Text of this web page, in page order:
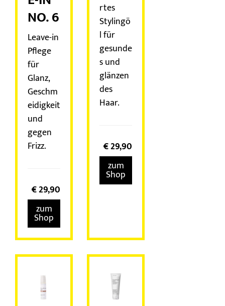
NO. 6
Leave-in
Pflege
für
Glanz,
Geschm
eidigkeit
und
gegen
Frizz.
€29,90
zum
Shop
rtes
Stylingö
l für
gesunde
s und
glänzen
des
Haar.
€29,90
zum
Shop